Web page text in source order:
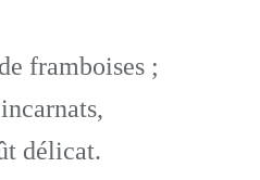
framboises ;
délicat.